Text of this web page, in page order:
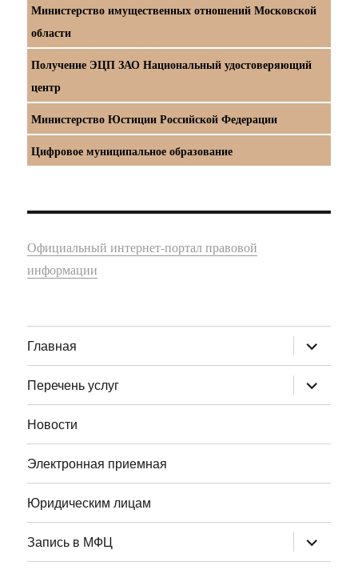
Министерство имущественных отношений Московской
области
Получение ЭЦП ЗАО Национальный удостоверяющий
центр
Министерство Юстиции Российской Федерации
Цифровое муниципальное образование
Официальный интернет-портал правовой
информации
Главная раскрыть
дочернее
меню
Перечень услуг
раскрыть
дочернее
меню
Новости
Электронная приемная
Юридическим лицам
Запись в МФЦ раскрыть
дочернее
меню